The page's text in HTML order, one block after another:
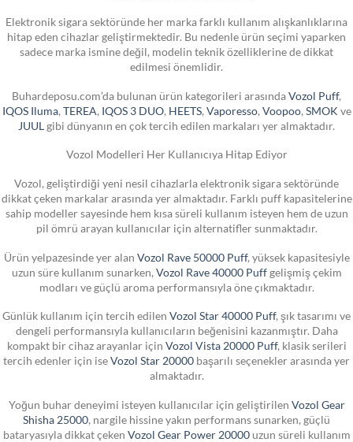
Elektronik sigara sektöründe her marka farklı kullanım alışkanlıklarına
hitap eden cihazlar geliştirmektedir. Bu nedenle ürün seçimi yaparken
sadece marka ismine değil, modelin teknik özelliklerine de dikkat
edilmesi önemlidir.
Buhardeposu.com’da bulunan ürün kategorileri arasındaVozol Puff,
IQOS Iluma, TEREA IQOS 3 DUO, HEETS, Vaporesso, Voopoo, SMOK ve
JUUL gibi dünyanın en çok tercih edilen markaları yer almaktadır.
Vozol Modelleri Her Kullanıcıya Hitap Ediyor
Vozol, geliştirdiği yeni nesil cihazlarla elektronik sigara sektöründe
dikkat çeken markalar arasında yer almaktadır. Farklı puff kapasitelerine
sahip modeller sayesinde hem kısa süreli kullanım isteyen hem de uzun
pil ömrü arayan kullanıcılar için alternatifler sunmaktadır.
Ürün yelpazesinde yer alan Vozol Rave 50000 Puff, yüksek kapasitesiyle
uzun süre kullanım sunarken, Vozol Rave 40000 Puffgelişmiş çekim
modları ve güçlü aroma performansıyla öne çıkmaktadır.
Günlük kullanım için tercih edilen Vozol Star 40000 Puff, şık tasarımı ve
dengeli performansıyla kullanıcıların beğenisini kazanmıştır. Daha
kompakt bir cihaz arayanlar için Vozol Vista 20000 Puff, klasik serileri
tercih edenler için iseVozol Star 20000 başarılı seçenekler arasında yer
almaktadır.
Yoğun buhar deneyimi isteyen kullanıcılar için geliştirilen Vozol Gear
Shisha 25000 , nargile hissine yakın performans sunarken, güçlü
bataryasıyla dikkat çeken Vozol Gear Power 20000uzun süreli kullanım